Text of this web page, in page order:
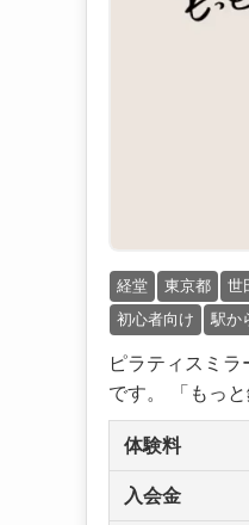
経堂 東京都 世
初心者向け
駅か
ピラティスミ
です。 「もっ
体験料
入会金